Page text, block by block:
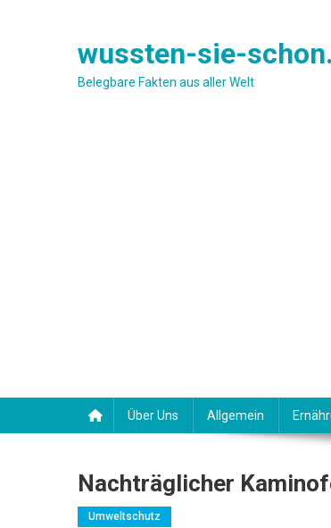
wussten-sie-
Belegbare Fakten aus aller Welt
Über Uns Allgemein
Nachträglicher
Umweltschutz